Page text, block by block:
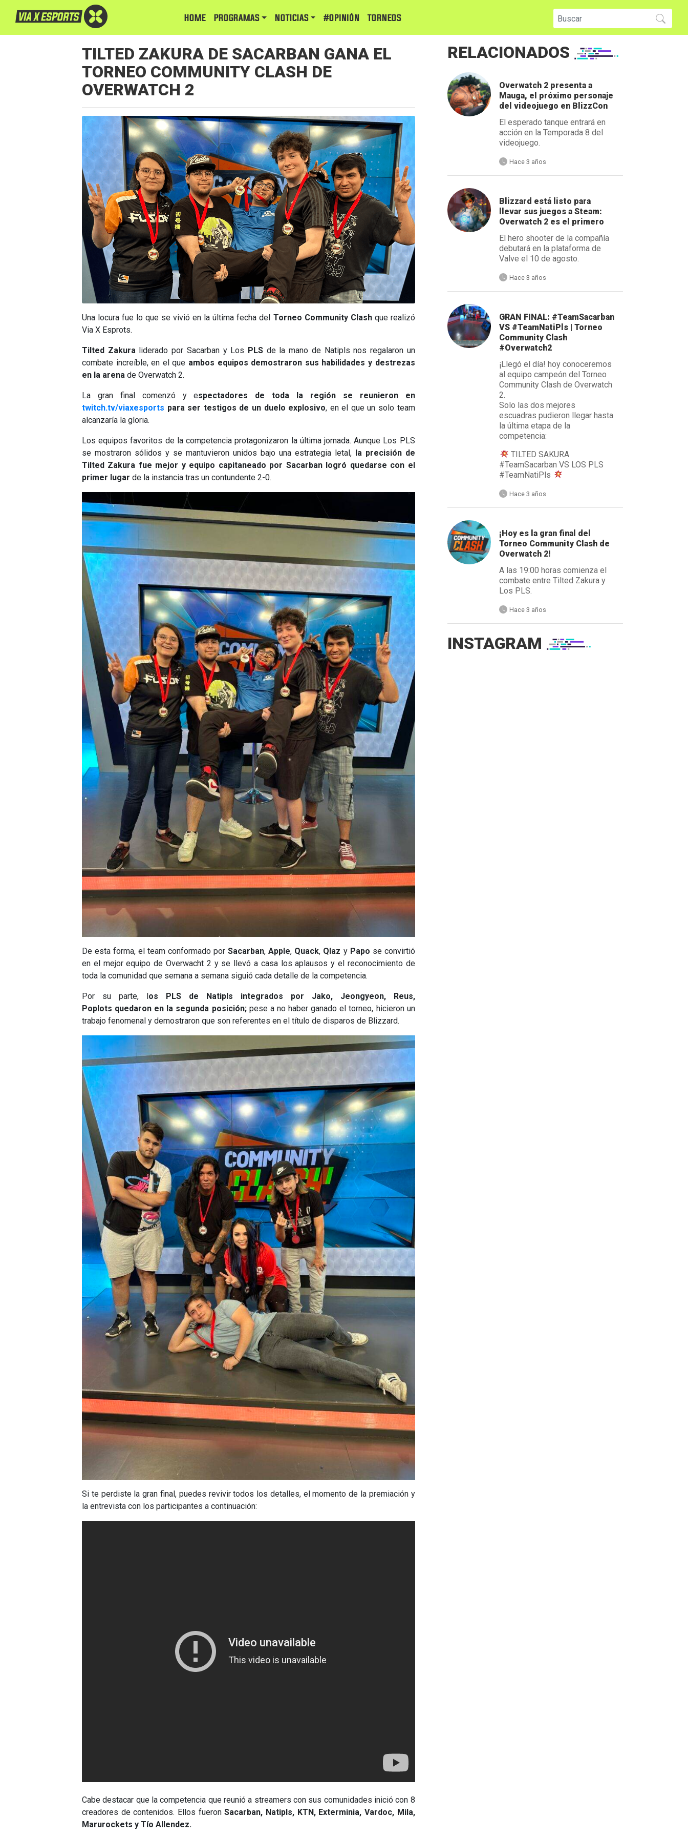
HOME PROGRAMAS NOTICIAS #Opinión TORNEOS
TILTED ZAKURA DE SACARBAN GANA EL
TORNEO COMMUNITY CLASH DE
OVERWATCH 2
Una locura fue lo que se vivió en la última fecha del Torneo Community Clash que realizó
Via X Esprots.
Tilted Zakuraliderado por Sacarban y Los PLSde la mano de Natipls nos regalaron un
combate increíble, en el que ambos equipos demostraron sus habilidades y destrezas
en la arena de Overwatch 2.
La gran final comenzó y espectadores de toda la región se reunieron en
twitch.tv/viaxesports para ser testigos de un duelo explosivo, en el que un solo team
alcanzaría la gloria.
Los equipos favoritos de la competencia protagonizaron la última jornada. Aunque Los PLS
se mostraron sólidos y se mantuvieron unidos bajo una estrategia letal, la precisión de
Tilted Zakura fue mejor y equipo capitaneado por Sacarban logró quedarse con el
primer lugar de la instancia tras un contundente 2-0.
De esta forma, el team conformado por Sacarban,Apple, Quack, Qlaz y Papo se convirtió
en el mejor equipo de Overwacht 2 y se llevó a casa los aplausos y el reconocimiento de
toda la comunidad que semana a semana siguió cada detalle de la competencia.
Por su parte, los PLS de Natipls integrados por Jako, Jeongyeon, Reus,
Poplots quedaron en la segunda posición;pese a no haber ganado el torneo, hicieron un
trabajo fenomenal y demostraron que son referentes en el título de disparos de Blizzard.
Si te perdiste la gran final, puedes revivir todos los detalles, el momento de la premiación y
la entrevista con los participantes a continuación:
Cabe destacar que la competencia que reunió a streamers con sus comunidades inició con 8
creadores de contenidos. Ellos fueronSacarban, Natipls, KTN, Exterminia, Vardoc, Mila,
Marurockets y Tío Allendez.
RELACIONADOS
Overwatch 2 presenta a
Mauga, el próximo personaje
del videojuego en BlizzCon
El esperado tanque entrará en
acción en la Temporada 8 del
videojuego.
Hace 3 años
Blizzard está listo para
llevar sus juegos a Steam:
Overwatch 2 es el primero
El hero shooter de la compañía
debutará en la plataforma de
Valve el 10 de agosto.
Hace 3 años
GRAN FINAL: #TeamSacarban
VS #TeamNatiPls | Torneo
Community Clash
#Overwatch2
¡Llegó el día! hoy conoceremos
al equipo campeón del Torneo
Community Clash de Overwatch
2.
Solo las dos mejores
escuadras pudieron llegar hasta
la última etapa de la
competencia:
TILTED SAKURA
#TeamSacarban VS LOS PLS
#TeamNatiPls
Hace 3 años
¡Hoy es la gran final del
Torneo Community Clash de
Overwatch 2!
A las 19:00 horas comienza el
combate entre Tilted Zakura y
Los PLS.
Hace 3 años
INSTAGRAM